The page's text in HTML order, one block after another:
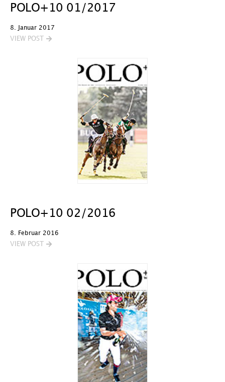
POLO+10 01/2017
8. Januar 2017
VIEW POST
POLO+10 02/2016
8. Februar 2016
VIEW POST